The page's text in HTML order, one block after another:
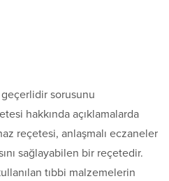
sorusunu
hakkında açıklamalarda
reçetesi, anlaşmalı eczaneler
sağlayabilen bir reçetedir.
tıbbi malzemelerin